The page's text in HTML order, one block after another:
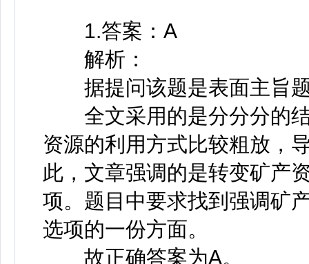
1.答案：A
解析：
据提问该题是表面主旨
全文采用的是分分分的结
资源的利用方式比较粗放，
此，文章强调的是转变矿产
项。题目中要求找到强调矿
选项的一份方面。
故正确答案为A。